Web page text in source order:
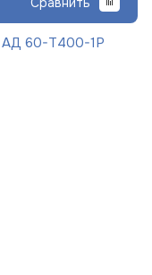
АД 60-Т400-1Р